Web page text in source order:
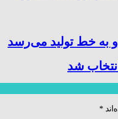
به خط تولید می‌رسد
شد
*